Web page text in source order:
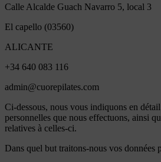
Calle Alcalde Guach Navarro 5, local 3
El capello (03560)
ALICANTE
+34 640 083 116
admin@cuorepilates.com
Ci-dessous, nous vous indiquons en
personnelles que nous effectuons, ainsi
relatives à celles-ci.
Dans quel but traitons-nous vos données